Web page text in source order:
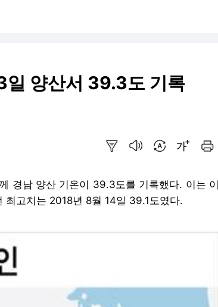
양산서 39.3도 기록
경남 양산 기온이 39.3도를 기록했다. 이는 이
최고치는 2018년 8월 14일 39.1도였다.